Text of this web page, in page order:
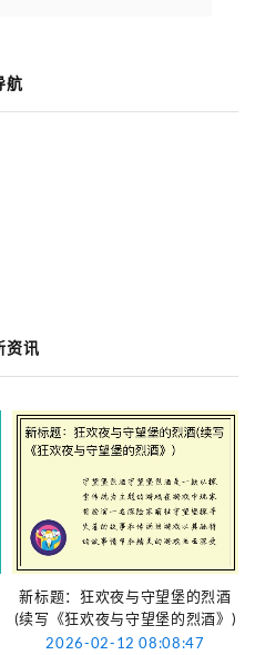
航
资讯
新标题：狂欢夜与守望堡的烈酒
(续写《狂欢夜与守望堡的烈酒》)
2026-02-12 08:08:47